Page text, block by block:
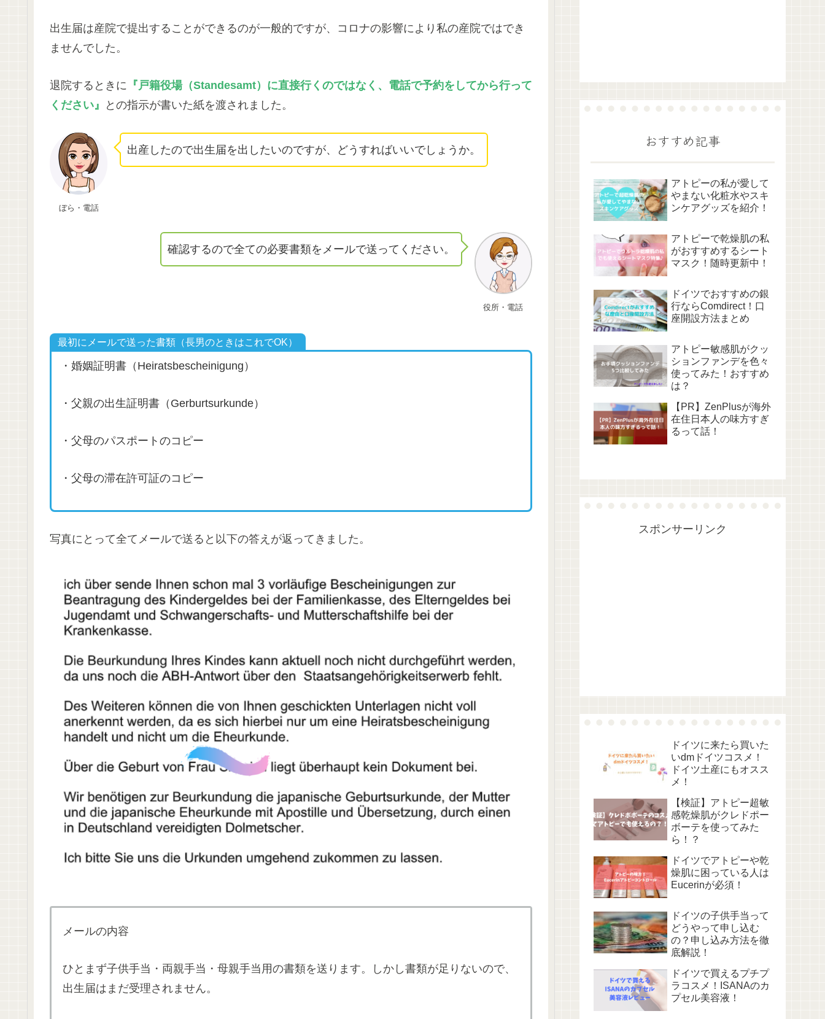
出生届は産院で提出することができるのが一般的ですが、コロナの影響により私の産院ではでき
ませんでした。
退院するときに 『戸籍役場（Standesamt）に直接行くのではなく、電話で予約をしてから行って
ください』
との指示が書いた紙を渡されました。
ぼら・電話
出産したので出生届を出したいのですが、どうすればいいでしょうか。
役所・電話
確認するので全ての必要書類をメールで送ってください。
最初にメールで送った書類（長男のときはこれでOK）
・婚姻証明書（Heiratsbescheinigung）
・父親の出生証明書（Gerburtsurkunde）
・父母のパスポートのコピー
・父母の滞在許可証のコピー
写真にとって全てメールで送ると以下の答えが返ってきました。
メールの内容
ひとまず子供手当・両親手当・母親手当用の書類を送ります。しかし書類が足りないので、
出生届はまだ受理されません。
おすすめ記事
アトピーの私が愛して
やまない化粧水やスキ
ンケアグッズを紹介！
アトピーで乾燥肌の私
がおすすめするシート
マスク！随時更新中！
ドイツでおすすめの銀
行ならComdirect！口
座開設方法まとめ
アトピー敏感肌がクッ
ションファンデを色々
使ってみた！おすすめ
は？
【PR】ZenPlusが海外
在住日本人の味方すぎ
るって話！
スポンサーリンク
ドイツに来たら買いた
いdmドイツコスメ！
ドイツ土産にもオスス
メ！
【検証】アトピー超敏
感乾燥肌がクレドポー
ボーテを使ってみた
ら！？
ドイツでアトピーや乾
燥肌に困っている人は
Eucerinが必須！
ドイツの子供手当って
どうやって申し込む
の？申し込み方法を徹
底解説！
ドイツで買えるプチプ
ラコスメ！ISANAのカ
プセル美容液！